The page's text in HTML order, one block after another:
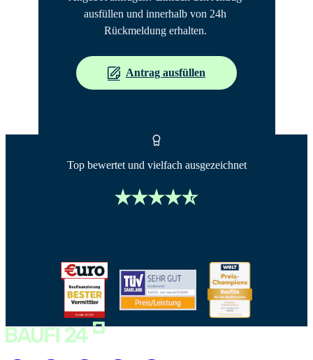
ausfüllen und innerhalb von 24h
Rückmeldung erhalten.
Antrag ausfüllen
Top bewertet und vielfach ausgezeichnet